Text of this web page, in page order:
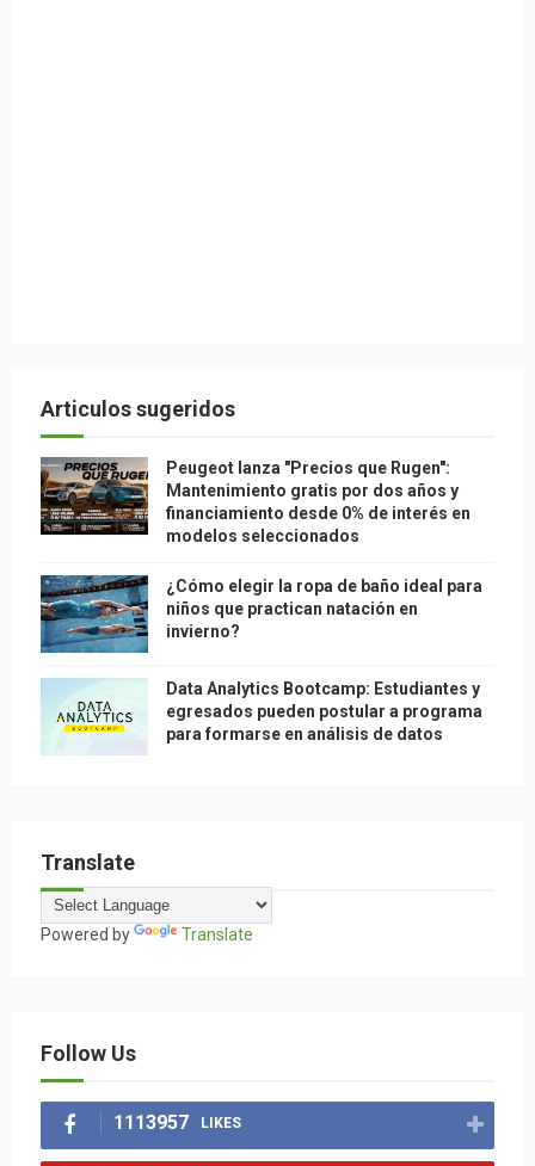
Articulos sugeridos
Peugeot lanza "Precios que Rugen":
Mantenimiento gratis por dos años y
financiamiento desde 0% de interés en
modelos seleccionados
¿Cómo elegir la ropa de baño ideal para
niños que practican natación en
invierno?
Data Analytics Bootcamp: Estudiantes y
egresados pueden postular a programa
para formarse en análisis de datos
Translate
Powered by Translate
Follow Us
1113957 LIKES